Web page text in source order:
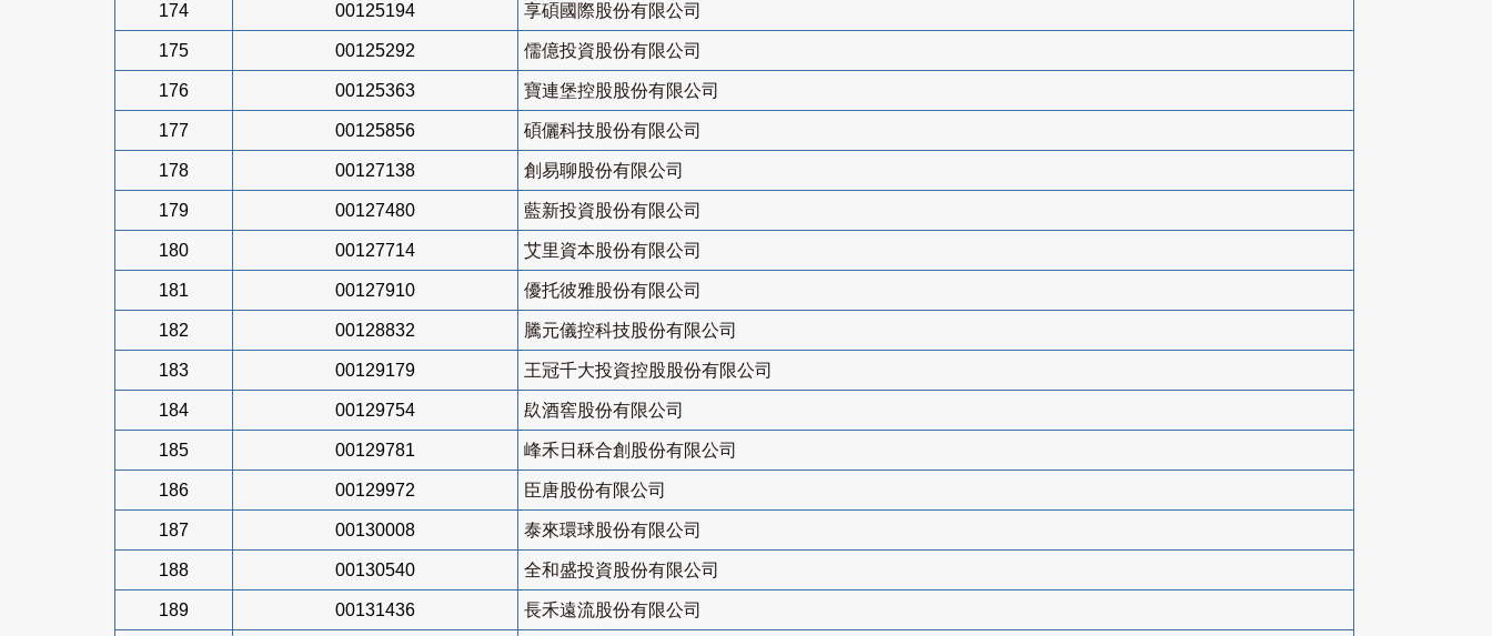
174 00125194 享碩國際股份有限公司
175 00125292 儒億投資股份有限公司
176 00125363 寶連堡控股股份有限公司
177 00125856 碩儷科技股份有限公司
178 00127138 創易聊股份有限公司
179 00127480 藍新投資股份有限公司
180 00127714 艾里資本股份有限公司
181 00127910 優托彼雅股份有限公司
182 00128832 騰元儀控科技股份有限公司
183 00129179 王冠千大投資控股股份有限公司
184 00129754 镹酒窖股份有限公司
185 00129781 峰禾日秝合創股份有限公司
186 00129972 臣唐股份有限公司
187 00130008 泰來環球股份有限公司
188 00130540 全和盛投資股份有限公司
189 00131436 長禾遠流股份有限公司